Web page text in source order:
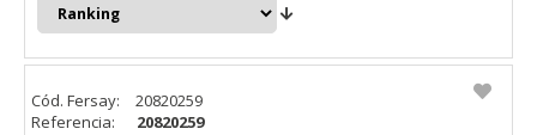
Cód. Fersay:
20820259
Referencia:
20820259